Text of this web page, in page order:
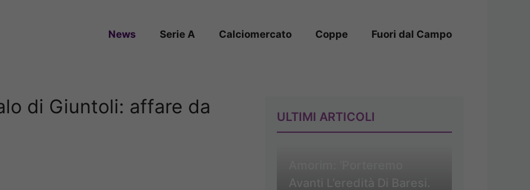
News Serie A Calciomercato Coppe Fuori dal Campo
di Giuntoli: affare da
ULTIMI ARTICOLI
Avanti L’eredità Di Baresi.